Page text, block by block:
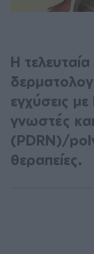
Η
εγχύσεις
γνωστές
(PDRN)/
θεραπείες.